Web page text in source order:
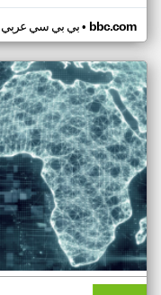
بي بي سي عربي• bbc.com